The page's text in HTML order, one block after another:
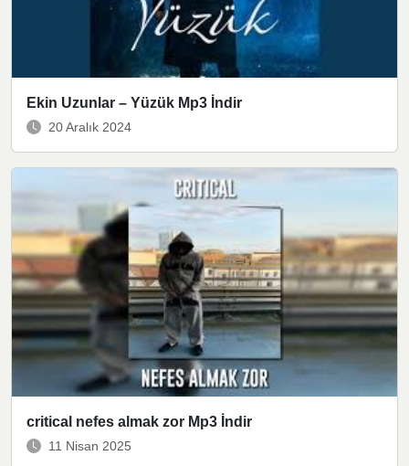
Ekin Uzunlar – Yüzük Mp3 İndir
20 Aralık 2024
critical nefes almak zor Mp3 İndir
11 Nisan 2025